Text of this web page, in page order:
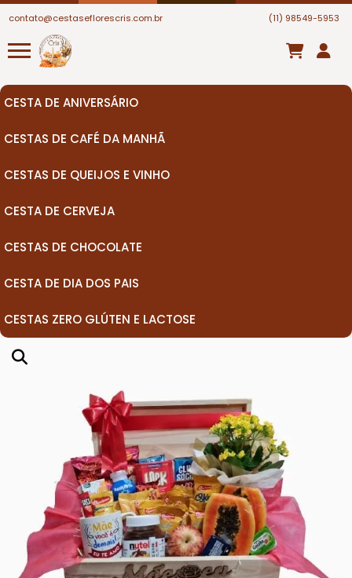
contato@cestaseflorescris.com.br (11) 98549-5953
CESTA DE ANIVERSÁRIO
CESTAS DE CAFÉ DA MANHÃ
CESTAS DE QUEIJOS E VINHO
CESTA DE CERVEJA
CESTAS DE CHOCOLATE
CESTA DE DIA DOS PAIS
CESTAS ZERO GLÚTEN E LACTOSE